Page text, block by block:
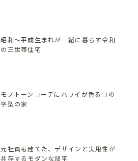
昭和〜平成生まれが一緒に暮らす令和
の三世帯住宅
モノトーンコーデにハワイが香るコの
字型の家
元社員も建てた、デザインと実用性が
共存するモダンな邸宅